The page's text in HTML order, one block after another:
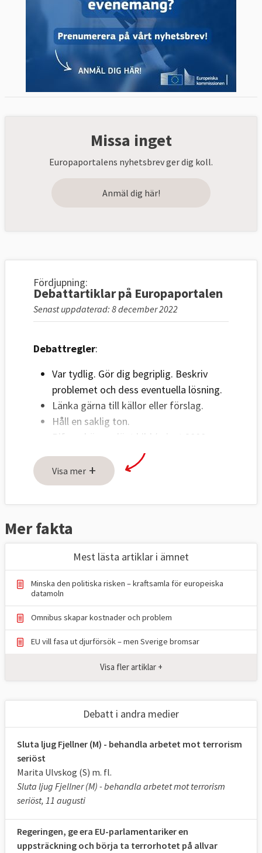
Missa inget
Europaportalens nyhetsbrev ger dig koll.
Anmäl dig här!
Fördjupning:
Debattartiklar på Europaportalen
Senast uppdaterad: 8 december 2022
Debattregler:
Var tydlig. Gör dig begriplig. Beskriv
problemet och dess eventuella lösning.
Länka gärna till källor eller förslag.
Håll en saklig ton.
Bifoga högupplöst bild (minst 2000
pixlar) på debattör i liggande format.
Ange fotograf.
Om fler personer ska visas på bild
Skicka text och bild till:
red@europaportalen.se
Visa mer +
Mer fakta
Mest lästa artiklar i ämnet
Minska den politiska risken – kraftsamla för europeiska
datamoln
Omnibus skapar kostnader och problem
EU vill fasa ut djurförsök – men Sverige bromsar
Visa fler artiklar +
Debatt i andra medier
Sluta ljug Fjellner (M) - behandla arbetet mot terrorism
seriöst
Marita Ulvskog (S) m. fl.
Sluta ljug Fjellner (M) - behandla arbetet mot terrorism
seriöst, 11 augusti
Regeringen, ge era EU-parlamentariker en
uppsträckning och börja ta terrorhotet på allvar